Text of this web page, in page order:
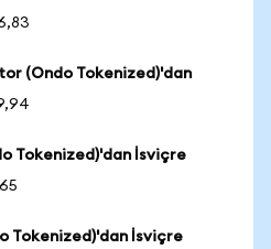
(Ondo Tokenized)'dan
Tokenized)'dan İsviçre
Tokenized)'dan İsviçre